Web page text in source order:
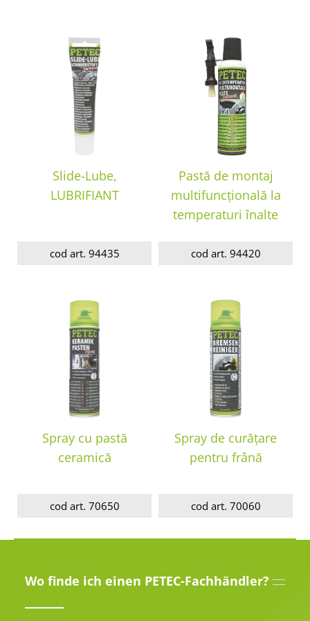
Slide-Lube,
LUBRIFIANT
cod art. 94435
Pastă de montaj
multifuncțională la
temperaturi înalte
cod art. 94420
Spray cu pastă
ceramică
cod art. 70650
Spray de curățare
pentru frână
cod art. 70060
Wo finde ich einen PETEC-Fachhändler?